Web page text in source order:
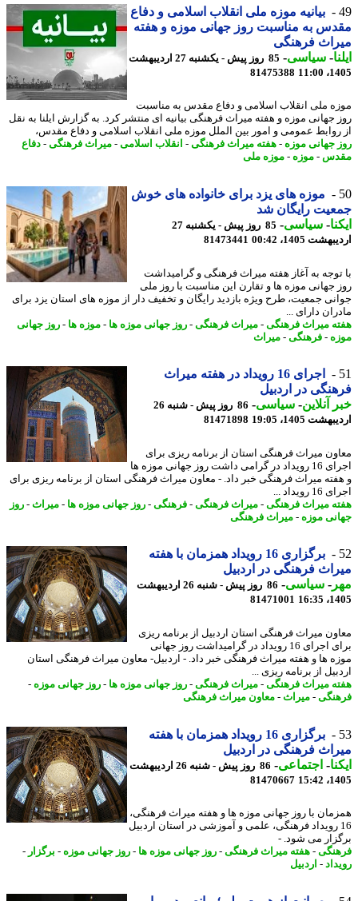
بیانیه موزه ملی انقلاب اسلامی و دفاع
به مناسبت روز جهانی موزه و هفته
فرهنگی
-سیاسی-
85 روز پیش - یکشنبه 27 اردیبهشت
81475388
ملی انقلاب اسلامی و دفاع مقدس به مناسبت
جهانی موزه و هفته میراث فرهنگی بیانیه ای منتشر کرد. به گزارش ایلنا به نقل
عمومی و امور بین الملل موزه ملی انقلاب اسلامی و دفاع مقدس،
جهانی موزه-هفته میراث فرهنگی-انقلاب اسلامی-میراث فرهنگی-دفاع
-موزه-موزه ملی
موزه های یزد برای خانواده های خوش
رایگان شد
-سیاسی-
85 روز پیش - یکشنبه 27
1405، 00:42
81473441
به آغاز هفته میراث فرهنگی و گرامیداشت
جهانی موزه ها و تقارن این مناسبت با روز ملی
جمعیت، طرح ویژه بازدید رایگان و تخفیف دار از موزه های استان یزد برای
دارای ...
میراث فرهنگی-میراث فرهنگی-روز جهانی موزه ها - موزه ها - روز جهانی
-فرهنگی-میراث
اجرای 16 رویداد در هفته میراث
در اردبیل
آنلاین-سیاسی-
86 روز پیش - شنبه 26
1405، 19:05
81471898
میراث فرهنگی استان از برنامه ریزی برای
اجرای 16 رویداد در گرامی داشت روز جهانی موزه ها
میراث فرهنگی خبر داد. - معاون میراث فرهنگی استان از برنامه ریزی برای
...
میراث فرهنگی-میراث فرهنگی-فرهنگی-روز جهانی موزه ها - میراث- روز
موزه-میراث فرهنگی
برگزاری 16 رویداد همزمان با هفته
فرهنگی در اردبیل
-سیاسی-
86 روز پیش - شنبه 26 اردیبهشت
81471001
میراث فرهنگی استان اردبیل از برنامه ریزی
برای اجرای 16 رویداد در گرامیداشت روز جهانی
ها و هفته میراث فرهنگی خبر داد. - اردبیل- معاون میراث فرهنگی استان
از برنامه ریزی ...
میراث فرهنگی-میراث فرهنگی-روز جهانی موزه ها - روز جهانی موزه-
-میراث- معاون میراث فرهنگی
برگزاری 16 رویداد همزمان با هفته
فرهنگی در اردبیل
-اجتماعی-
86 روز پیش - شنبه 26 اردیبهشت
81470667
با روز جهانی موزه ها و هفته میراث فرهنگی،
رویداد فرهنگی، علمی و آموزشی در استان اردبیل
می شود. -
-هفته میراث فرهنگی-روز جهانی موزه ها - روز جهانی موزه-برگزار -
-اردبیل